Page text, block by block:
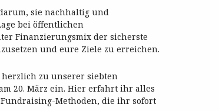
sie nachhaltig und
bei öffentlichen
Finanzierungsmix der sicherste
und eure Ziele zu erreichen.
zu unserer siebten
20. März ein. Hier erfahrt ihr alles
Methoden, die ihr sofort